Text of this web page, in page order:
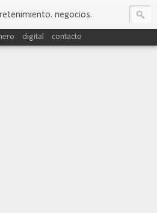
negocios.
digital contacto